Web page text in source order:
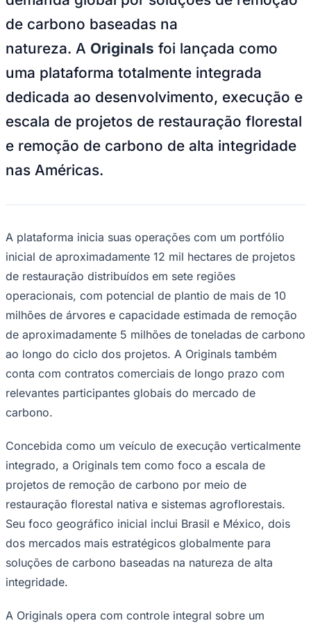
NBA
NFL
Fórmula 1
UFC
Tênis (ATP)
MLB
NHL
Atletismo
Vôlei
NBB
Competições de Futebol
Brasileirão Série A
Brasileirão Série B
Copa do Brasil
Copa América
Champions League
Premier League
La Liga
Bundesliga
Mundial 2026
de carbono baseadas na
natureza. A Originals foi lançada como
uma plataforma totalmente integrada
dedicada ao desenvolvimento, execução e
escala de projetos de restauração florestal
e remoção de carbono de alta integridade
nas Américas.
A plataforma inicia suas operações com um portfólio
inicial de aproximadamente 12 mil hectares de projetos
de restauração distribuídos em sete regiões
operacionais, com potencial de plantio de mais de 10
milhões de árvores e capacidade estimada de remoção
de aproximadamente 5 milhões de toneladas de carbono
ao longo do ciclo dos projetos. A Originals também
conta com contratos comerciais de longo prazo com
relevantes participantes globais do mercado de
carbono.
Concebida como um veículo de execução verticalmente
integrado, a Originals tem como foco a escala de
projetos de remoção de carbono por meio de
restauração florestal nativa e sistemas agroflorestais.
Seu foco geográfico inicial inclui Brasil e México, dois
dos mercados mais estratégicos globalmente para
soluções de carbono baseadas na natureza de alta
integridade.
A Originals opera com controle integral sobre um